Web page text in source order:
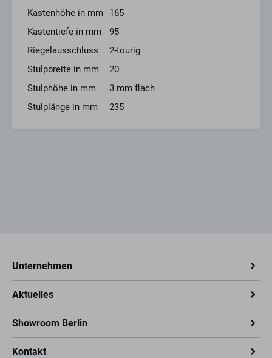
Kastenhöhe in mm
165
Kastentiefe in mm
95
Riegelausschluss
2-tourig
Stulpbreite in mm
20
Stulphöhe in mm
3 mm flach
Stulplänge in mm
235
Unternehmen
Aktuelles
Showroom Berlin
Kontakt